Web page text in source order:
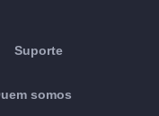
Suporte
somos